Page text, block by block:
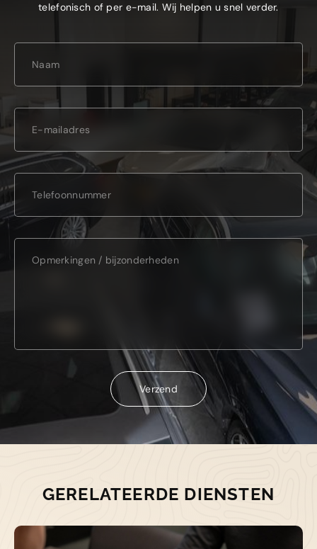
telefonisch of per e-mail. Wij helpen u snel verder.
Verzend
Verzend
GERELATEERDE DIENSTEN